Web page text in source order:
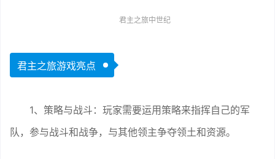
君主之旅中世纪
君主之旅游戏亮点
1、策略与战斗：玩家需要运用策略来指挥自己的军
队，参与战斗和战争，与其他领主争夺领土和资源。